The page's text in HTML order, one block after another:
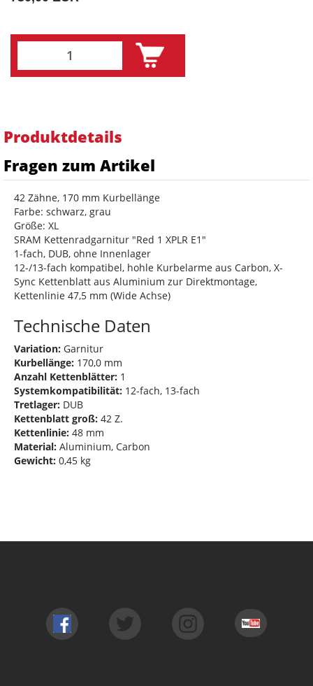
Produktdetails
Fragen zum Artikel
42 Zähne, 170 mm Kurbellänge
Farbe: schwarz, grau
Größe: XL
SRAM Kettenradgarnitur "Red 1 XPLR E1"
1-fach, DUB, ohne Innenlager
12-/13-fach kompatibel, hohle Kurbelarme aus Carbon, X-
Sync Kettenblatt aus Aluminium zur Direktmontage,
Kettenlinie 47,5 mm (Wide Achse)
Technische Daten
Variation: Garnitur
Kurbellänge: 170,0 mm
Anzahl Kettenblätter: 1
Systemkompatibilität: 12-fach, 13-fach
Tretlager: DUB
Kettenblatt groß: 42 Z.
Kettenlinie: 48 mm
Material: Aluminium, Carbon
Gewicht: 0,45 kg